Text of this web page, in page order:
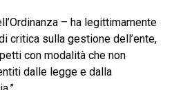
– ha legittimamente
critica sulla gestione dell’ente,
con modalità che non
dalle legge e dalla